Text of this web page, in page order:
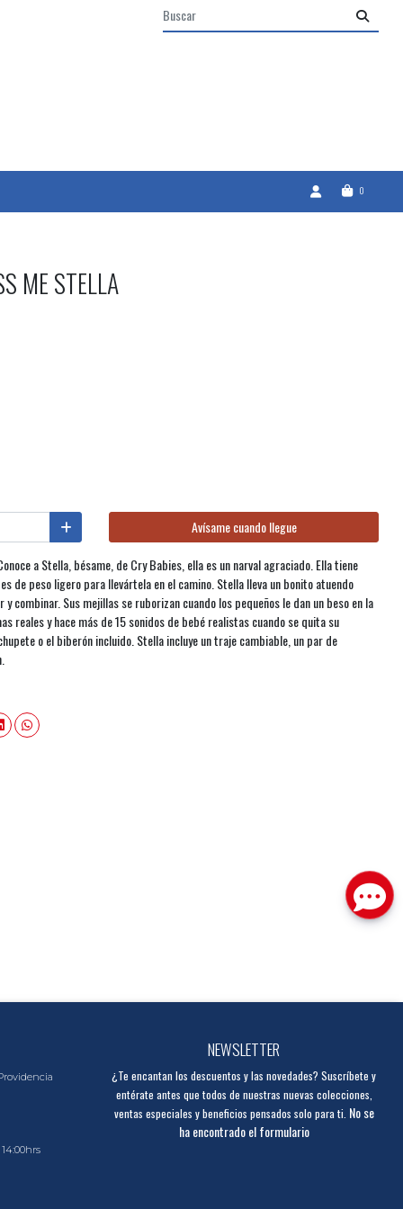
0
ME STELLA
Avísame cuando llegue
a Stella, bésame, de Cry Babies, ella es un narval agraciado. Ella tiene
de peso ligero para llevártela en el camino. Stella lleva un bonito atuendo
combinar. Sus mejillas se ruborizan cuando los pequeños le dan un beso en la
reales y hace más de 15 sonidos de bebé realistas cuando se quita su
o el biberón incluido. Stella incluye un traje cambiable, un par de
14:00hrs
NEWSLETTER
¿Te encantan los descuentos y las novedades? Suscríbete y
entérate antes que todos de nuestras nuevas colecciones,
ventas especiales y beneficios pensados solo para ti. No se
ha encontrado el formulario